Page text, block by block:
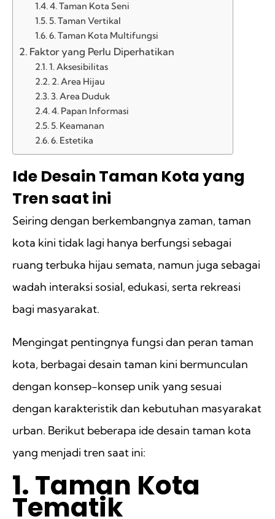
4. Taman Kota Seni
5. Taman Vertikal
6. Taman Kota Multifungsi
Faktor yang Perlu Diperhatikan
1. Aksesibilitas
2. Area Hijau
3. Area Duduk
4. Papan Informasi
5. Keamanan
6. Estetika
Ide Desain Taman Kota yang
Tren saat ini
Seiring dengan berkembangnya zaman, taman
kota kini tidak lagi hanya berfungsi sebagai
ruang terbuka hijau semata, namun juga sebagai
wadah interaksi sosial, edukasi, serta rekreasi
bagi masyarakat.
Mengingat pentingnya fungsi dan peran taman
kota, berbagai desain taman kini bermunculan
dengan konsep-konsep unik yang sesuai
dengan karakteristik dan kebutuhan masyarakat
urban. Berikut beberapa ide desain taman kota
yang menjadi tren saat ini:
1. Taman Kota
Tematik